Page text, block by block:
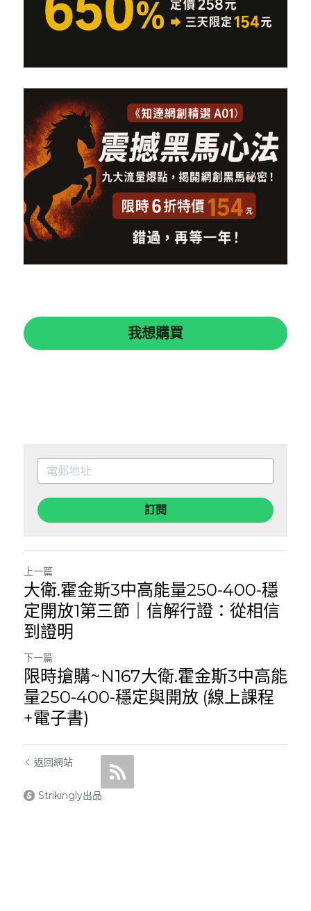
我想購買
訂閱
上一篇
大衛.霍金斯3中高能量250-400-穩
定開放1第三節｜信解行證：從相信
到證明
下一篇
限時搶購~N167大衛.霍金斯3中高能
量250-400-穩定與開放 (線上課程
+電子書)
返回網站
Strikingly出品